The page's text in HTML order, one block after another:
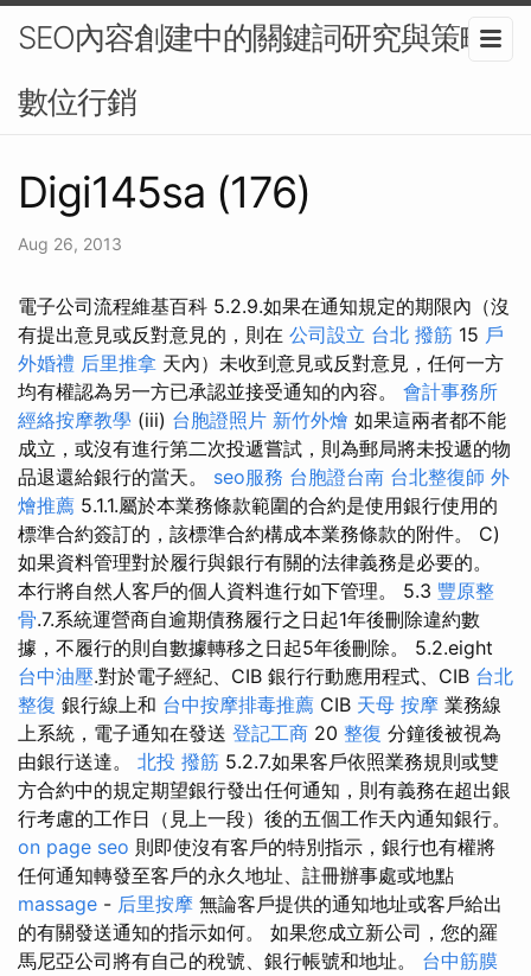
SEO內容創建中的關鍵詞研究與策略-
數位行銷
Digi145sa (176)
Aug 26, 2013
電子公司流程維基百科 5.2.9.如果在通知規定的期限內（沒
有提出意見或反對意見的，則在 公司設立 台北 撥筋 15 戶
外婚禮 后里推拿 天內）未收到意見或反對意見，任何一方
均有權認為另一方已承認並接受通知的內容。 會計事務所
經絡按摩教學 (iii) 台胞證照片 新竹外燴 如果這兩者都不能
成立，或沒有進行第二次投遞嘗試，則為郵局將未投遞的物
品退還給銀行的當天。 seo服務 台胞證台南 台北整復師 外
燴推薦 5.1.1.屬於本業務條款範圍的合約是使用銀行使用的
標準合約簽訂的，該標準合約構成本業務條款的附件。 C)
如果資料管理對於履行與銀行有關的法律義務是必要的。
本行將自然人客戶的個人資料進行如下管理。 5.3 豐原整
骨.7.系統運營商自逾期債務履行之日起1年後刪除違約數
據，不履行的則自數據轉移之日起5年後刪除。 5.2.eight
台中油壓.對於電子經紀、CIB 銀行行動應用程式、CIB 台北
整復 銀行線上和 台中按摩排毒推薦 CIB 天母 按摩 業務線
上系統，電子通知在發送 登記工商 20 整復 分鐘後被視為
由銀行送達。 北投 撥筋 5.2.7.如果客戶依照業務規則或雙
方合約中的規定期望銀行發出任何通知，則有義務在超出銀
行考慮的工作日（見上一段）後的五個工作天內通知銀行。
on page seo 則即使沒有客戶的特別指示，銀行也有權將
任何通知轉發至客戶的永久地址、註冊辦事處或地點
massage - 后里按摩 無論客戶提供的通知地址或客戶給出
的有關發送通知的指示如何。 如果您成立新公司，您的羅
馬尼亞公司將有自己的稅號、銀行帳號和地址。 台中筋膜